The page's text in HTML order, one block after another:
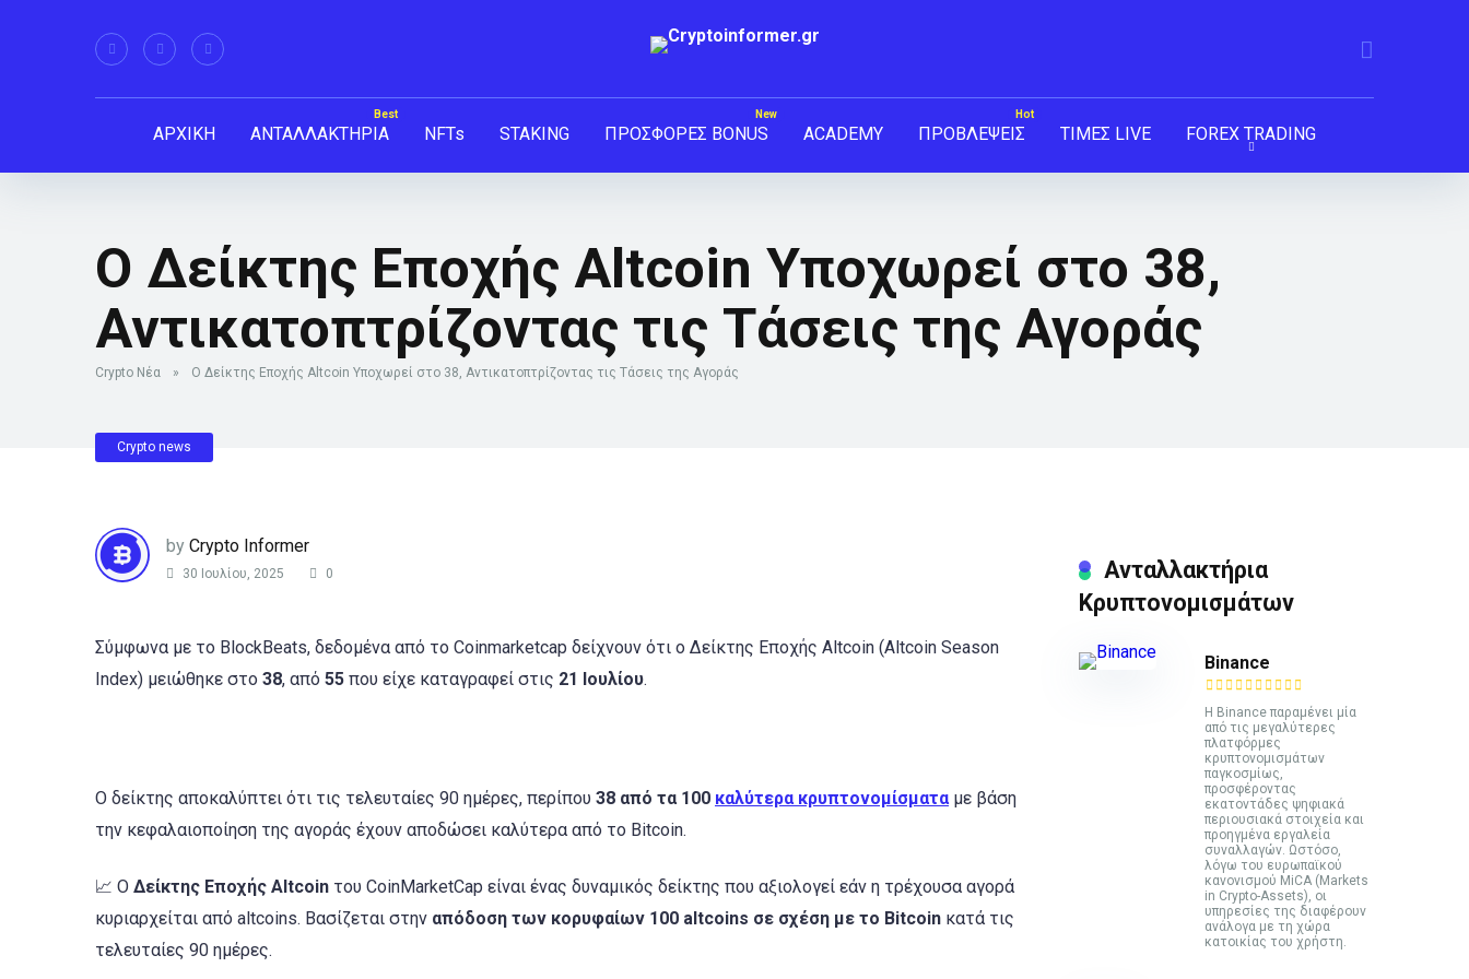
ΑΡΧΙΚΗ ΑΝΤΑΛΛΑΚΤΗΡΙΑ NFTs STAKING ΠΡΟΣΦΟΡΕΣ BONUS ACADEMY ΠΡΟΒΛΕΨΕΙΣ ΤΙΜΕΣ LIVE FOREX TRADING
Ο Δείκτης Εποχής Altcoin Υποχωρεί στο 38,
Αντικατοπτρίζοντας τις Τάσεις της Αγοράς
Crypto Νέα » Ο Δείκτης Εποχής Altcoin Υποχωρεί στο 38, Αντικατοπτρίζοντας τις Τάσεις της Αγοράς
Crypto news
by Crypto Informer
30 Ιουλίου, 2025 0
Σύμφωνα με το BlockBeats, δεδομένα από το Coinmarketcap δείχνουν ότι ο Δείκτης Εποχής Altcoin (Altcoin Season
Index) μειώθηκε στο 38, από 55 που είχε καταγραφεί στις 21 Ιουλίου.
Ο δείκτης αποκαλύπτει ότι τις τελευταίες 90 ημέρες, περίπου 38 από τα 100 καλύτερα κρυπτονομίσματα με βάση
την κεφαλαιοποίηση της αγοράς έχουν αποδώσει καλύτερα από το Bitcoin.
📈 Ο Δείκτης Εποχής Altcoin του CoinMarketCap είναι ένας δυναμικός δείκτης που αξιολογεί εάν η τρέχουσα αγορά
κυριαρχείται από altcoins. Βασίζεται στην απόδοση των κορυφαίων 100 altcoins σε σχέση με το Bitcoin κατά τις
τελευταίες 90 ημέρες.
Ανταλλακτήρια
Κρυπτονομισμάτων
Binance
Η Binance παραμένει μία
από τις μεγαλύτερες
πλατφόρμες
κρυπτονομισμάτων
παγκοσμίως,
προσφέροντας
εκατοντάδες ψηφιακά
περιουσιακά στοιχεία και
προηγμένα εργαλεία
συναλλαγών. Ωστόσο,
λόγω του ευρωπαϊκού
κανονισμού MiCA (Markets
in Crypto-Assets), οι
υπηρεσίες της διαφέρουν
ανάλογα με τη χώρα
κατοικίας του χρήστη.